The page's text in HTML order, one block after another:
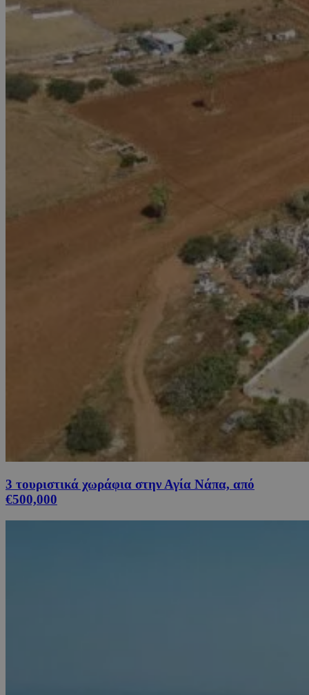
3 τουριστικά χωράφια στην Αγία Νάπα, από
€500,000